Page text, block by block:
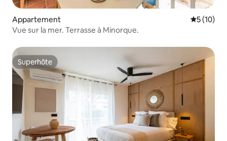
Appartement
5 (10)
Vue sur la mer. Terrasse à Minorque.
Superhôte
Superhôte